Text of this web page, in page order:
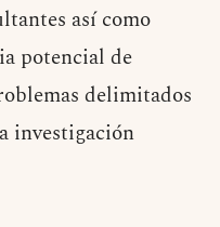
así como
potencial de
delimitados
investigación